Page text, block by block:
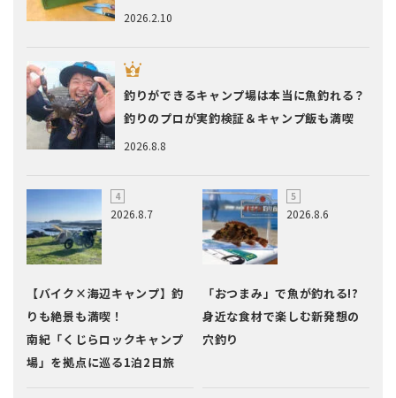
2026.2.10
2026.8.8
釣りができるキャンプ場は本当に魚釣れる？
釣りのプロが実釣検証＆キャンプ飯も満喫
2026.8.7
【バイク×海辺キャンプ】釣
りも絶景も満喫！
南紀「くじらロックキャンプ
場」を拠点に巡る1泊2日旅
2026.8.6
「おつまみ」で魚が釣れる!?
身近な食材で楽しむ新発想の
穴釣り